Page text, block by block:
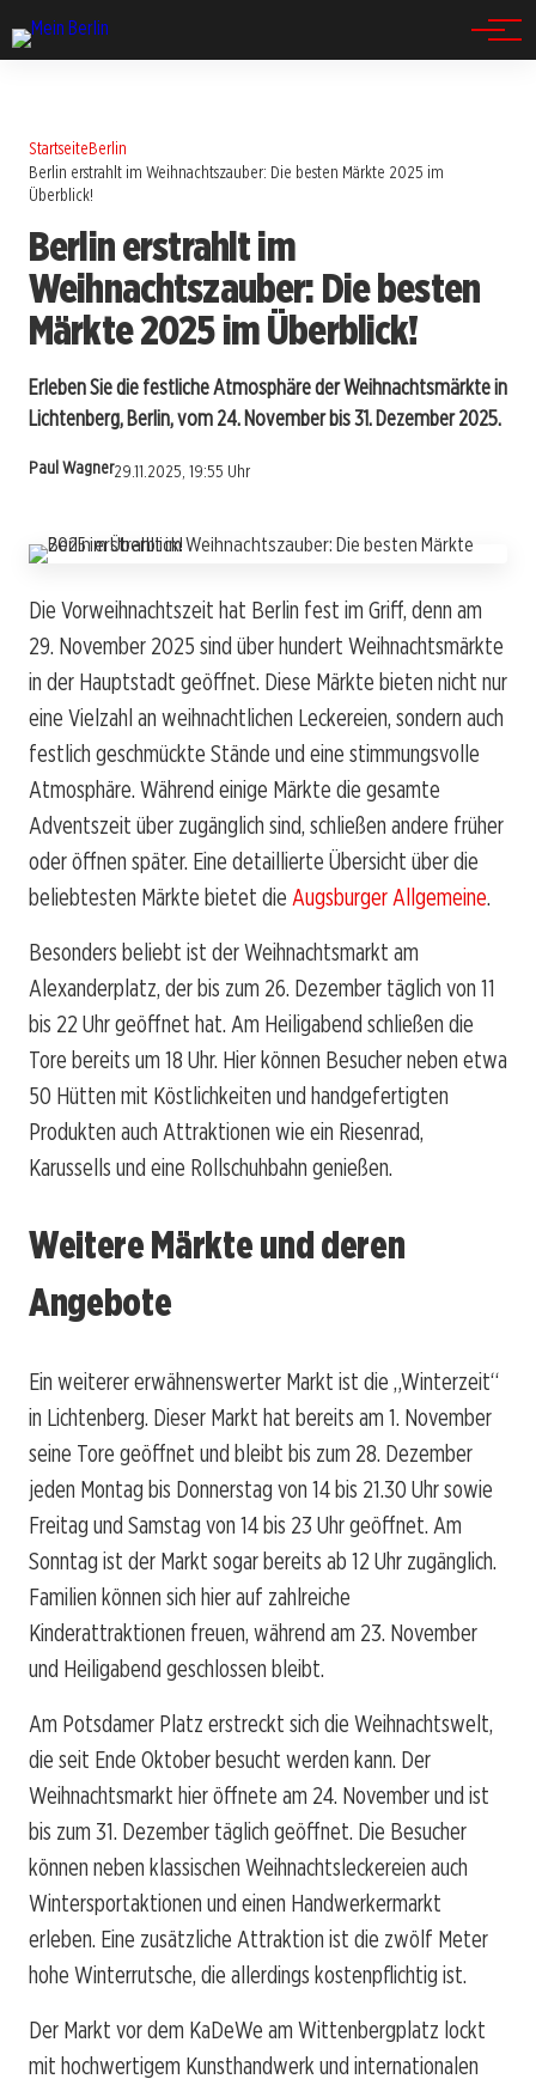
StartseiteBerlin
Berlin erstrahlt im Weihnachtszauber: Die besten Märkte 2025 im
Überblick!
Berlin erstrahlt im
Weihnachtszauber: Die besten
Märkte 2025 im Überblick!
Erleben Sie die festliche Atmosphäre der Weihnachtsmärkte in
Lichtenberg, Berlin, vom 24. November bis 31. Dezember 2025.
Paul Wagner29.11.2025, 19:55 Uhr
Die Vorweihnachtszeit hat Berlin fest im Griff, denn am
29. November 2025 sind über hundert Weihnachtsmärkte
in der Hauptstadt geöffnet. Diese Märkte bieten nicht nur
eine Vielzahl an weihnachtlichen Leckereien, sondern auch
festlich geschmückte Stände und eine stimmungsvolle
Atmosphäre. Während einige Märkte die gesamte
Adventszeit über zugänglich sind, schließen andere früher
oder öffnen später. Eine detaillierte Übersicht über die
beliebtesten Märkte bietet die Augsburger Allgemeine.
Besonders beliebt ist der Weihnachtsmarkt am
Alexanderplatz, der bis zum 26. Dezember täglich von 11
bis 22 Uhr geöffnet hat. Am Heiligabend schließen die
Tore bereits um 18 Uhr. Hier können Besucher neben etwa
50 Hütten mit Köstlichkeiten und handgefertigten
Produkten auch Attraktionen wie ein Riesenrad,
Karussells und eine Rollschuhbahn genießen.
Weitere Märkte und deren
Angebote
Ein weiterer erwähnenswerter Markt ist die „Winterzeit“
in Lichtenberg. Dieser Markt hat bereits am 1. November
seine Tore geöffnet und bleibt bis zum 28. Dezember
jeden Montag bis Donnerstag von 14 bis 21.30 Uhr sowie
Freitag und Samstag von 14 bis 23 Uhr geöffnet. Am
Sonntag ist der Markt sogar bereits ab 12 Uhr zugänglich.
Familien können sich hier auf zahlreiche
Kinderattraktionen freuen, während am 23. November
und Heiligabend geschlossen bleibt.
Am Potsdamer Platz erstreckt sich die Weihnachtswelt,
die seit Ende Oktober besucht werden kann. Der
Weihnachtsmarkt hier öffnete am 24. November und ist
bis zum 31. Dezember täglich geöffnet. Die Besucher
können neben klassischen Weihnachtsleckereien auch
Wintersportaktionen und einen Handwerkermarkt
erleben. Eine zusätzliche Attraktion ist die zwölf Meter
hohe Winterrutsche, die allerdings kostenpflichtig ist.
Der Markt vor dem KaDeWe am Wittenbergplatz lockt
mit hochwertigem Kunsthandwerk und internationalen